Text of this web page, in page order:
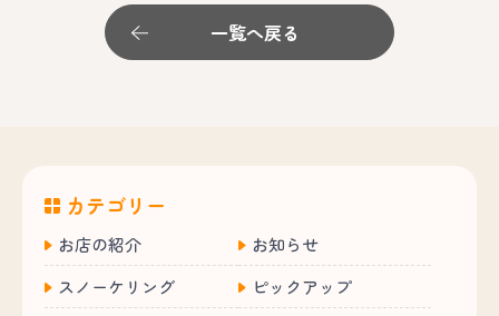
一覧へ戻る
カテゴリー
お店の紹介
お知らせ
スノーケリング
ピックアップ